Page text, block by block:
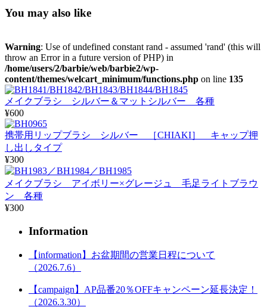
You may also like
Warning: Use of undefined constant rand - assumed 'rand' (this will
throw an Error in a future version of PHP) in
/home/users/2/barbie/web/barbie2/wp-
content/themes/welcart_minimum/functions.php on line 135
メイクブラシ シルバー＆マットシルバー 各種
¥600
携帯用リップブラシ シルバー ［CHIAKI］ キャップ押
し出しタイプ
¥300
メイクブラシ アイボリー×グレージュ 毛足ライトブラウ
ン 各種
¥300
Information
【information】お盆期間の営業日程について
（2026.7.6）
【campaign】AP品番20％OFFキャンペーン延長決定！
（2026.3.30）